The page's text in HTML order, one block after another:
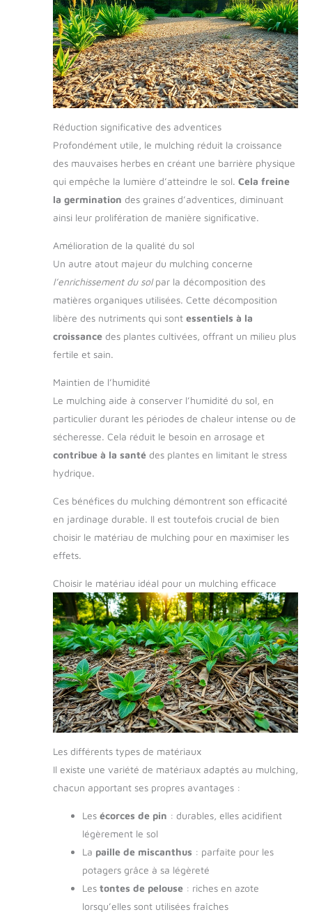
Réduction significative des adventices
Profondément utile, le mulching réduit la croissance
des mauvaises herbes en créant une barrière physique
qui empêche la lumière d’atteindre le sol. Cela freine
la germination des graines d’adventices, diminuant
ainsi leur prolifération de manière significative.
Amélioration de la qualité du sol
Un autre atout majeur du mulching concerne
l’enrichissement du solpar la décomposition des
matières organiques utilisées. Cette décomposition
libère des nutriments qui sont essentiels à la
croissance des plantes cultivées, offrant un milieu plus
fertile et sain.
Maintien de l’humidité
Le mulching aide à conserver l’humidité du sol, en
particulier durant les périodes de chaleur intense ou de
sécheresse. Cela réduit le besoin en arrosage et
contribue à la santé des plantes en limitant le stress
hydrique.
Ces bénéfices du mulching démontrent son efficacité
en jardinage durable. Il est toutefois crucial de bien
choisir le matériau de mulching pour en maximiser les
effets.
Choisir le matériau idéal pour un mulching efficace
Les différents types de matériaux
Il existe une variété de matériaux adaptés au mulching,
chacun apportant ses propres avantages :
Les écorces de pin : durables, elles acidifient
légèrement le sol
La paille de miscanthus : parfaite pour les
potagers grâce à sa légèreté
Les tontes de pelouse : riches en azote
lorsqu’elles sont utilisées fraîches